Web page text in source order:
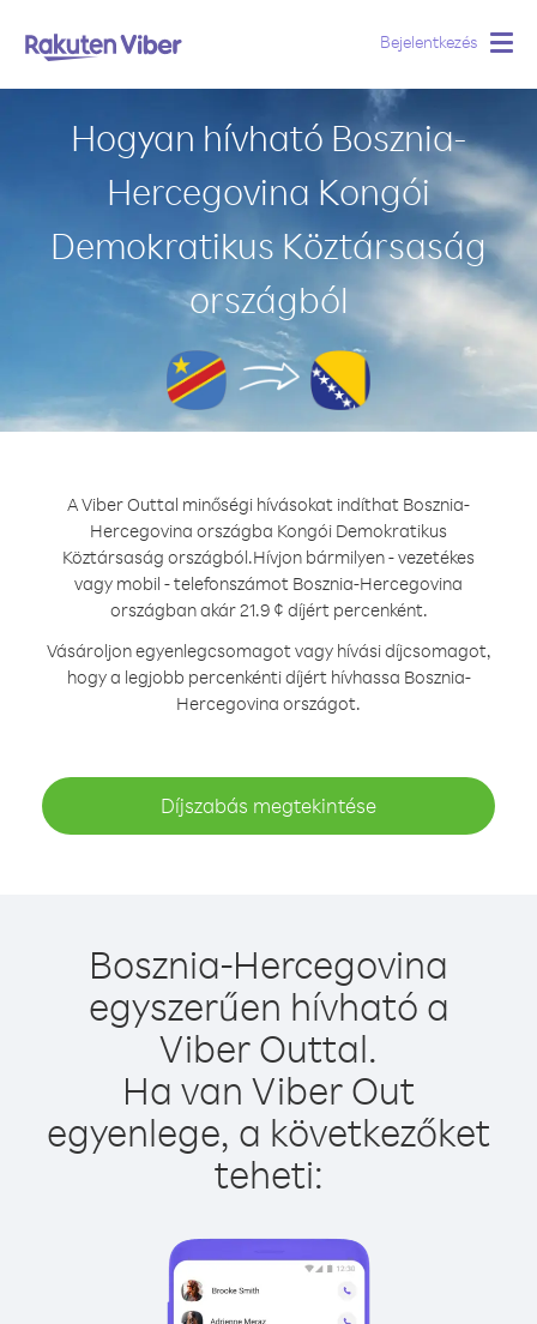
Bejelentkezés
Hogyan hívható Bosznia-
Hercegovina Kongói
Demokratikus Köztársaság
országból
A Viber Outtal minőségi hívásokat indíthat Bosznia-
Hercegovina országba Kongói Demokratikus
Köztársaság országból.Hívjon bármilyen - vezetékes
vagy mobil - telefonszámot Bosznia-Hercegovina
országban akár 21.9 ¢ díjért percenként.
Vásároljon egyenlegcsomagot vagy hívási díjcsomagot,
hogy a legjobb percenkénti díjért hívhassa Bosznia-
Hercegovina országot.
Díjszabás megtekintése
Bosznia-Hercegovina
egyszerűen hívható a
Viber Outtal.
Ha van Viber Out
egyenlege, a következőket
teheti: